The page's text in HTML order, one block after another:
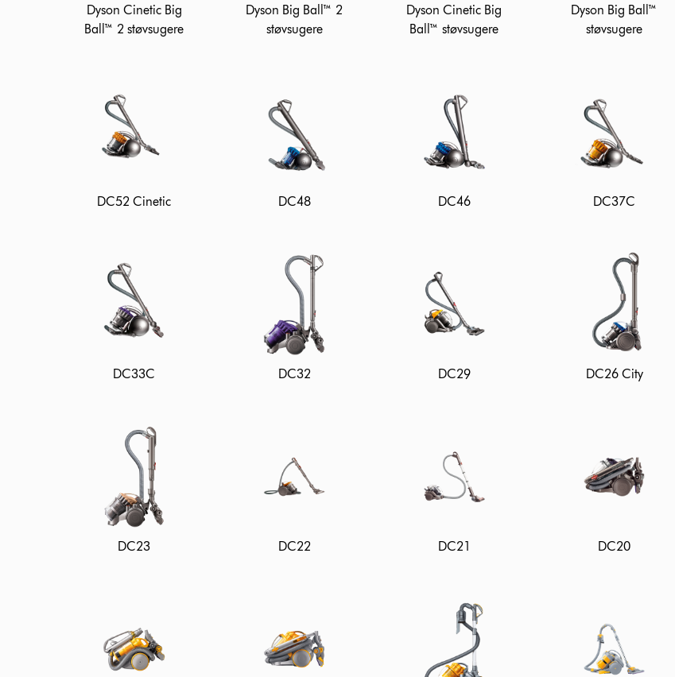
Dyson Cinetic Big
Ball™ 2 støvsugere
Dyson Big Ball™ 2
støvsugere
Dyson Cinetic Big
Ball™ støvsugere
Dyson Big Ball™
støvsugere
DC52 Cinetic DC48 DC46 DC37C
DC33C DC32 DC29 DC26 City
DC23 DC22 DC21 DC20